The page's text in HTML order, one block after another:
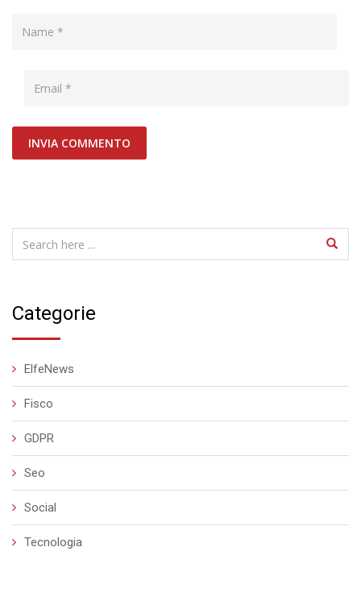
Categorie
ElfeNews
Fisco
GDPR
Seo
Social
Tecnologia